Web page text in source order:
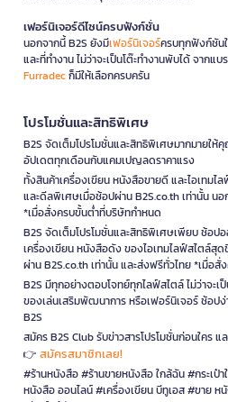
เฟอร์นิเจอร์ดีไซน์ครบฟังก์ชั่น
นอกจากนี้ B2S ยังมีเฟอร์นิเจอร์ครบทุกฟังก์ชัน
และที่ทำงาน ไม่ว่าจะเป็นโต๊ะทำงานพับได้ จากแบ
Furradecก็มีให้เลือกครบครัน
โปรโมชั่นและสิทธิพิเศษ
B2S จัดเต็มโปรโมชั่นและสิทธิพิเศษมากมายให้
อัปเดตทุกเดือนกับแคมเปญลดราคาแรง
ทั้งสินค้าเครื่องเขียน หนังสือขายดี และไอเทม
และดีลพิเศษเมื่อช้อปผ่าน B2S.co.th เท่านั้น น
*เมื่อสั่งครบขั้นต่ำที่บริษัทกำหนด
B2S จัดเต็มโปรโมชั่นและสิทธิพิเศษเพียบ ช้อป
เครื่องเขียน หนังสือดัง ของไอเทมไลฟ์สไตล์
ผ่าน B2S.co.th เท่านั้น และส่งฟรีทั่วไทย *เมื่อ
B2S มีทุกอย่างตอบโจทย์ทุกไลฟ์สไตล์ ไม่ว่าจะ
ของเล่นเสริมพัฒนาการ หรือเฟอร์นิเจอร์ ช้อป
B2S
สมัคร B2S Club รับข่าวสารโปรโมชั่นก่อนใคร
👉 สมัครสมาชิกเลย!
#ร้านหนังสือ #ร้านขายหนังสือ ใกล้ฉัน #กระเป๋
หนังสือ ออนไลน์ #เครื่องเขียน บีทูเอส #ขาย ห